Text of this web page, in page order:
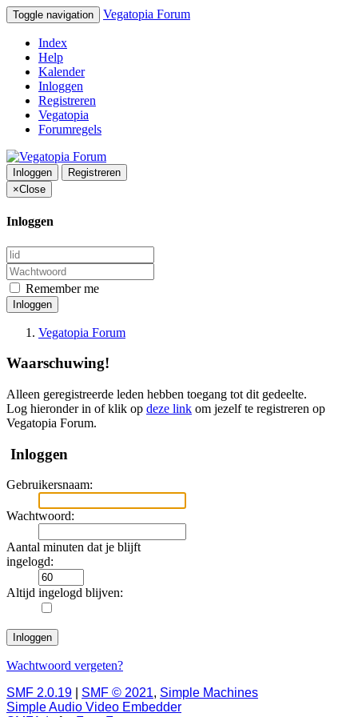
Toggle navigation Vegatopia Forum
Index
Help
Kalender
Inloggen
Registreren
Vegatopia
Forumregels
Inloggen
Registreren
×Close
Inloggen
Remember me
Inloggen
Vegatopia Forum
Waarschuwing!
Alleen geregistreerde leden hebben toegang tot dit gedeelte.
Log hieronder in of klik op deze link om jezelf te registreren op
Vegatopia Forum.
Inloggen
Gebruikersnaam:
Wachtwoord:
Aantal minuten dat je blijft
ingelogd:
Altijd ingelogd blijven:
Wachtwoord vergeten?
SMF 2.0.19
SMF © 2021, Simple Machines
Simple Audio Video Embedder